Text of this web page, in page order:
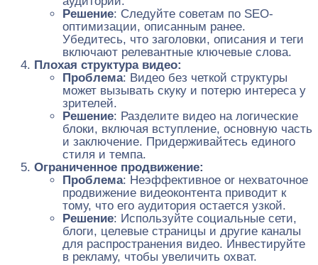
Решение: Следуйте советам по SEO-
оптимизации, описанным ранее.
Убедитесь, что заголовки, описания и теги
включают релевантные ключевые слова.
Плохая структура видео:
Проблема: Видео без четкой структуры
может вызывать скуку и потерю интереса у
зрителей.
Решение: Разделите видео на логические
блоки, включая вступление, основную часть
и заключение. Придерживайтесь единого
стиля и темпа.
Ограниченное продвижение:
Проблема: Неэффективное or нехваточное
продвижение видеоконтента приводит к
тому, что его аудитория остается узкой.
Решение: Используйте социальные сети,
блоги, целевые страницы и другие каналы
для распространения видео. Инвестируйте
в рекламу, чтобы увеличить охват.